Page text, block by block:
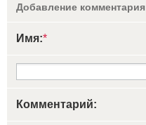
Добавление комментария
Имя:*
Комментарий: